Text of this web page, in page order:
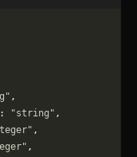
,
: "string" ,
,
,